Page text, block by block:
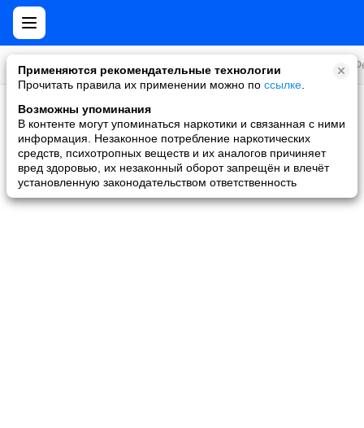
Все игры
Применяются рекомендательные технологии
Прочитать правила их применении можно по ссылке
Возможны упоминания
В контенте могут упоминаться наркотики и связанная с ними
информация. Незаконное потребление наркотических
средств, психотропных веществ и их аналогов причиняет
вред здоровью, их незаконный оборот запрещён и влечёт
установленную законодательством ответственность
Скидки и акции
Ни одной игры не найдено